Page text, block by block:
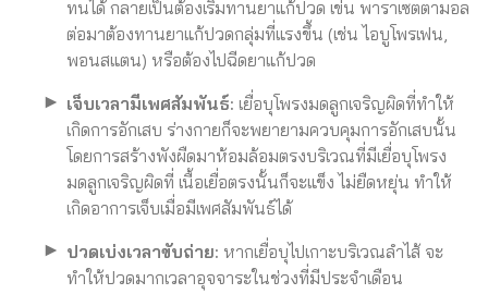
ทนได้ กลายเป็นต้องเริ่มทานยาแก้ปวด เข่น พาราเซตตามอล
ต่อมาต้องทานยาแก้ปวดกลุ่มที่แรงขึ้น (เช่น ไอบูโพรเฟน,
พอนสแตน) หรือต้องไปฉีดยาแก้ปวด
เจ็บเวลามีเพศสัมพันธ์: เยื่อบุโพรงมดลูกเจริญผิดที่ทําให้
เกิดการอักเสบ ร่างกายก็จะพยายามควบคุมการอักเสบนั้น
โดยการสร้างพังผืดมาห้อมล้อมตรงบริเวณที่มีเยื่อบุโพรง
มดลูกเจริญผิดที่ เนื้อเยื่อตรงนั้นก็จะแข็ง ไม่ยืดหยุ่น ทำให้
เกิดอาการเจ็บเมื่อมีเพศสัมพันธ์ได้
ปวดเบ่งเวลาขับถ่าย: หากเยื่อบุไปเกาะบริเวณลำไส้ จะ
ทำให้ปวดมากเวลาอุจจาระในช่วงที่มีประจำเดือน